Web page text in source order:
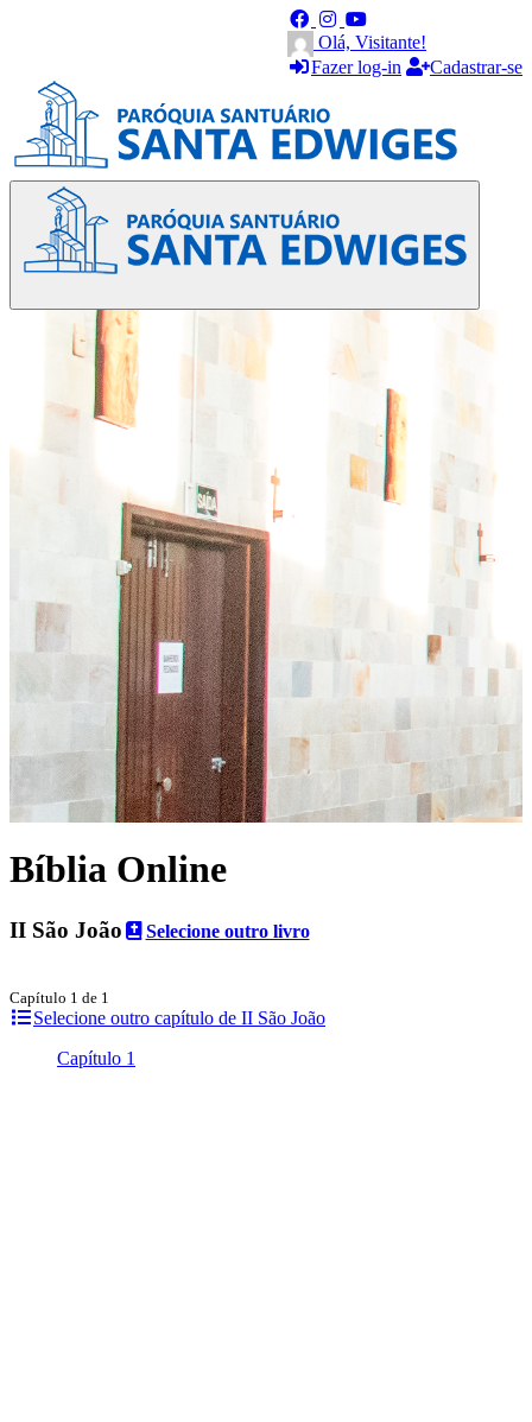
Olá, Visitante!
Fazer log-in
Cadastrar-se
Bíblia Online
II São João Selecione outro livro
Capítulo 1 de 1
Selecione outro capítulo de II São João
Capítulo 1